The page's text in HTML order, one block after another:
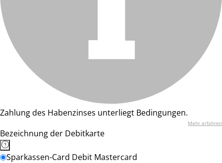
Zahlung des Habenzinses unterliegt Bedingungen.
Mehr erfahren
Bezeichnung der Debitkarte
Sparkassen-Card Debit Mastercard